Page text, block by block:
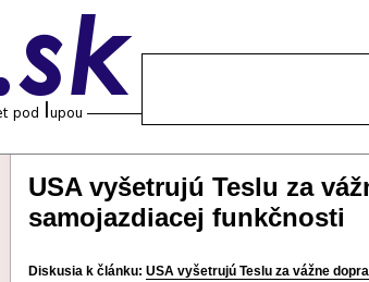
USA vyšetrujú Teslu za
samojazdiacej funkčnosti
Diskusia k článku: USA vyšetrujú Teslu za vážne